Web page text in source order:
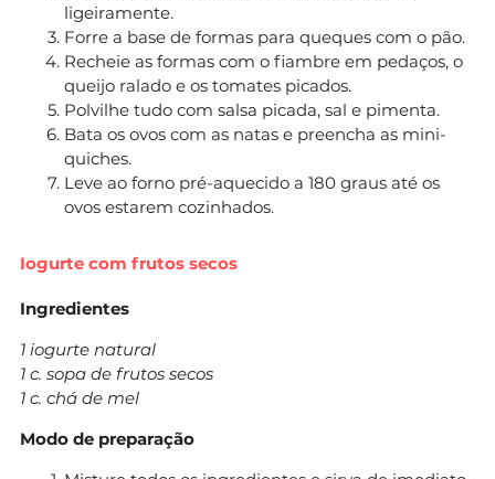
ligeiramente.
Forre a base de formas para queques com o pão.
Recheie as formas com o fiambre em pedaços, o
queijo ralado e os tomates picados.
Polvilhe tudo com salsa picada, sal e pimenta.
Bata os ovos com as natas e preencha as mini-
quiches.
Leve ao forno pré-aquecido a 180 graus até os
ovos estarem cozinhados.
Iogurte com frutos secos
Ingredientes
1 iogurte natural
1 c. sopa de frutos secos
1 c. chá de mel
Modo de preparação